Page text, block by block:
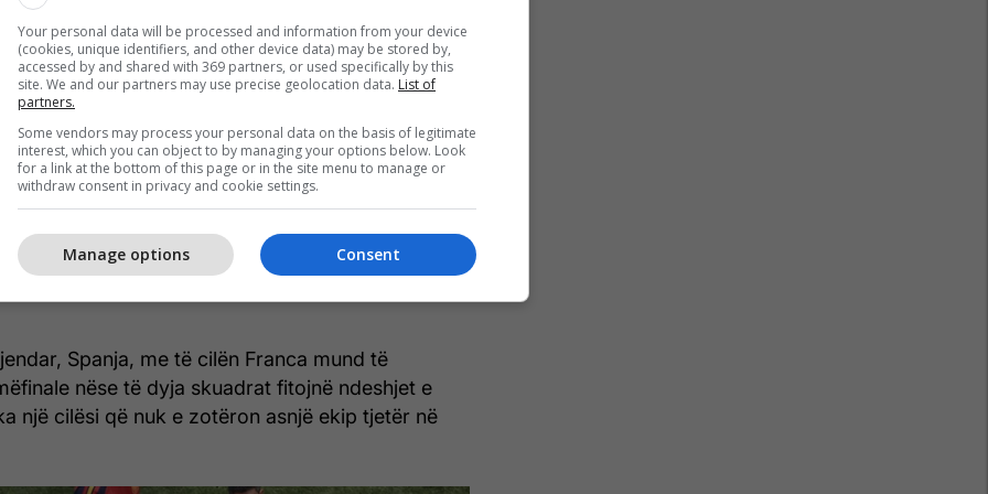
do ta fitojë Kupën e Botës, pasi sipas tij ka
e këtij turneu. Megjithatë, nëse ekziston
ndalë, ai mendon se është Spanja.
Kupën e Botës. E di që do të thoni: 'Sigurisht që
je francez'. Por kur e analizon Botërorin, ritmi i
i lartë dhe duhet të jesh në gjendje t'i përshtatesh
Spanja, me të cilën Franca mund të
nëse të dyja skuadrat fitojnë ndeshjet e
një cilësi që nuk e zotëron asnjë ekip tjetër në
Your personal data will be processed and information from your device
(cookies, unique identifiers, and other device data) may be stored by,
accessed by and shared with 369 partners, or used specifically by this
site. We and our partners may use precise geolocation data. List of
partners.
Some vendors may process your personal data on the basis of legitimate
interest, which you can object to by managing your options below. Look
for a link at the bottom of this page or in the site menu to manage or
withdraw consent in privacy and cookie settings.
Consent
Manage options